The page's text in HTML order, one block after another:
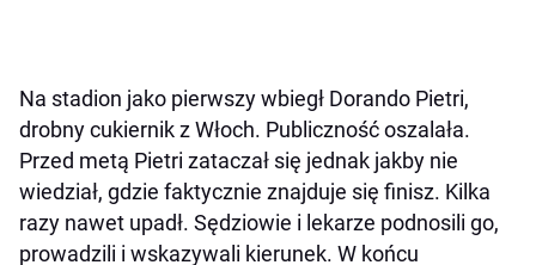
Na stadion jako pierwszy wbiegł Dorando Pietri,
drobny cukiernik z Włoch. Publiczność oszalała.
Przed metą Pietri zataczał się jednak jakby nie
wiedział, gdzie faktycznie znajduje się finisz. Kilka
razy nawet upadł. Sędziowie i lekarze podnosili go,
prowadzili i wskazywali kierunek. W końcu